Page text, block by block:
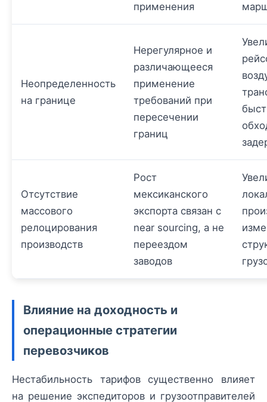
применения
Неопределенность
на границе
Нерегулярное и
различающееся
применение
требований при
пересечении
границ
Отсутствие
массового
релоцирования
производств
Рост
мексиканского
экспорта связан с
near sourcing, а не
переездом
заводов
Влияние на доходность и
операционные стратегии
перевозчиков
Нестабильность тарифов существенно влияет
на решение экспедиторов и грузоотправителей